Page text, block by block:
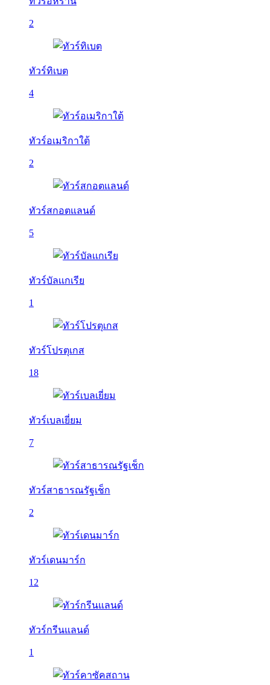
2
ทัวร์ทิเบต
4
ทัวร์อเมริกาใต้
2
ทัวร์สกอตแลนด์
5
ทัวร์บัลเเกเรีย
1
ทัวร์โปรตุเกส
18
ทัวร์เบลเยี่ยม
7
ทัวร์สาธารณรัฐเช็ก
2
ทัวร์เดนมาร์ก
12
ทัวร์กรีนแลนด์
1